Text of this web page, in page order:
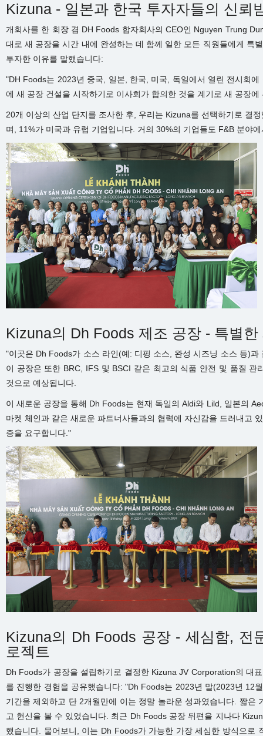
Kizuna - 일본과 한국 투자자들의 신뢰
개회사를 한 회장 겸 DH Foods 합자회사의 CEO인 Nguyen Trung
대로 새 공장을 시간 내에 완성하는 데 함께 일한 모든 직원들에게 특
투자한 이유를 말했습니다:
"DH Foods는 2023년 중국, 일본, 한국, 미국, 독일에서 열린 전시회
에 새 공장 건설을 시작하기로 이사회가 합의한 것을 계기로 새 공장
20개 이상의 산업 단지를 조사한 후, 우리는 Kizuna를 선택하기로 결
며, 11%가 미국과 유럽 기업입니다. 거의 30%의 기업들도 F&B 분야
Kizuna의 Dh Foods 제조 공장 - 특별
"이곳은 Dh Foods가 소스 라인(예: 디핑 소스, 완성 시즈닝 소스 등)
이 공장은 또한 BRC, IFS 및 BSCI 같은 최고의 식품 안전 및 품질
것으로 예상됩니다.
이 새로운 공장을 통해 Dh Foods는 현재 독일의 Aldi와 Lild, 일본의
마켓 체인과 같은 새로운 파트너사들과의 협력에 자신감을 드러내고
증을 요구합니다."
Kizuna의 Dh Foods 공장 - 세심함, 전
로젝트
Dh Foods가 공장을 설립하기로 결정한 Kizuna JV Corporation의 대
를 진행한 경험을 공유했습니다: "Dh Foods는 2023년 말(2023년 12
기간을 제외하고 단 2개월만에 이는 정말 놀라운 성과였습니다. 짧
고 헌신을 볼 수 있었습니다. 최근 Dh Foods 공장 뒤편을 지나다
했습니다. 물어보니, 이는 Dh Foods가 가능한 가장 세심한 방식으로